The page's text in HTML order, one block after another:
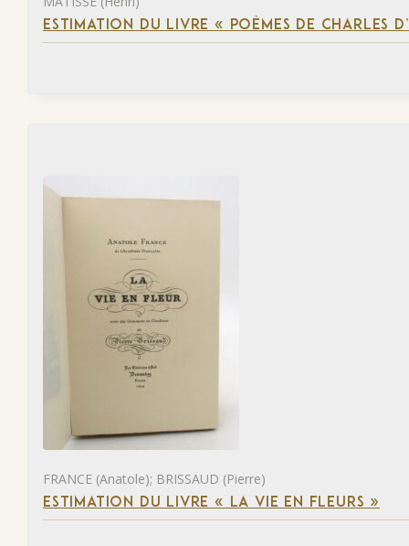
ESTIMATION DU LIVRE « POÈMES DE CHARLES
FRANCE (Anatole); BRISSAUD (Pierre)
ESTIMATION DU LIVRE « LA VIE EN FLEURS »